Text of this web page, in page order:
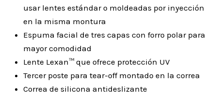
usar lentes estándar o moldeadas por inyección
en la misma montura
Espuma facial de tres capas con forro polar para
mayor comodidad
Lente Lexan™ que ofrece protección UV
Tercer poste para tear-off montado en la correa
Correa de silicona antideslizante